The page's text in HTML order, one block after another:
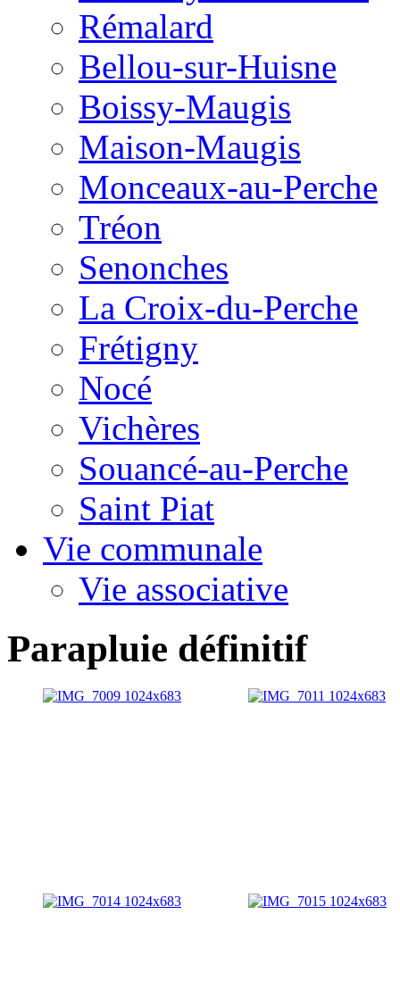
Rémalard
Bellou-sur-Huisne
Boissy-Maugis
Maison-Maugis
Monceaux-au-Perche
Tréon
Senonches
La Croix-du-Perche
Frétigny
Nocé
Vichères
Souancé-au-Perche
Saint Piat
Vie communale
Vie associative
Parapluie définitif